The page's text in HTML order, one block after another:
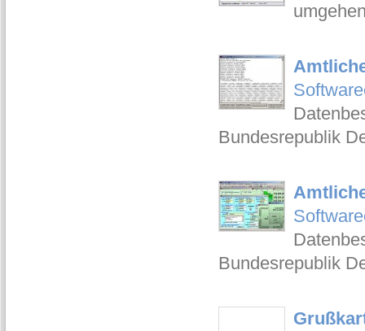
Bundesrepublik
Bundesrepublik